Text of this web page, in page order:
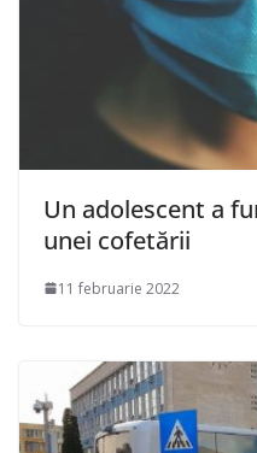
Un adolescent a
unei cofetării
11 februarie 2022